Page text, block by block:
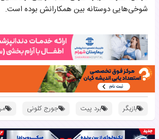
شوخی‌هایی دوستانه بین همکارانش بوده است.
بازیگر برد پیت جورج کلونی